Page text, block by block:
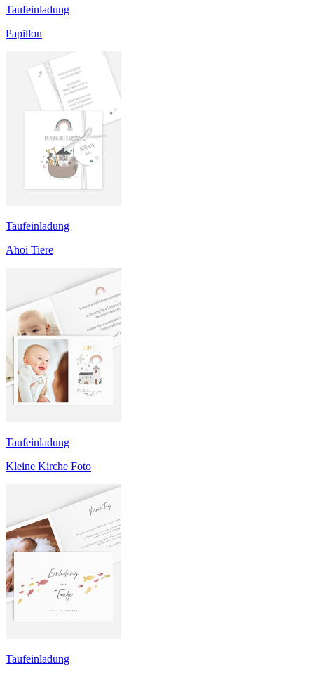
Taufeinladung
Papillon
Taufeinladung
Ahoi Tiere
Taufeinladung
Kleine Kirche Foto
Taufeinladung